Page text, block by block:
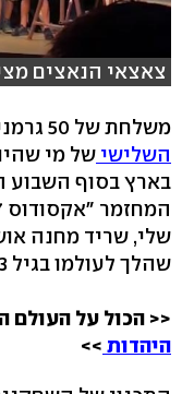
צאצאי הנאצים
משלחת של 50 גרמנים,
השלישי של מי
בארץ בסוף השבוע
שלי, שריד מחנה
שהלך לעולמו בגיל 93.
<< הכול על העולם
היהדות >>